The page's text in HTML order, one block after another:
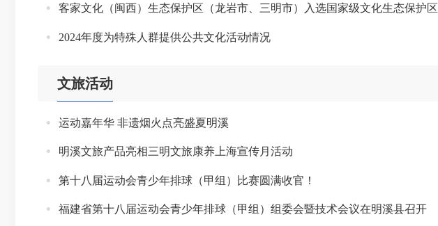
客家文化（闽西）生态保护区（龙岩市、三明市）入选国家级文化生态保护区
2024年度为特殊人群提供公共文化活动情况
文旅活动
运动嘉年华 非遗烟火点亮盛夏明溪
明溪文旅产品亮相三明文旅康养上海宣传月活动
第十八届运动会青少年排球（甲组）比赛圆满收官！
福建省第十八届运动会青少年排球（甲组）组委会暨技术会议在明溪县召开